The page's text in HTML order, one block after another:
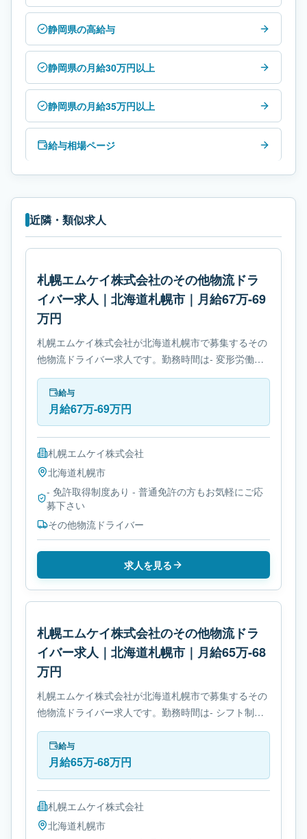
静岡県の高給与
静岡県の月給30万円以上
静岡県の月給35万円以上
給与相場ページ
近隣・類似求人
札幌エムケイ株式会社のその他物流ドラ
イバー求人｜北海道札幌市｜月給67万-69
万円
札幌エムケイ株式会社が北海道札幌市で募集するその
他物流ドライバー求人です。勤務時間は- 変形労働時
間制です。必要免許は- 免許取得制度ありです。
給与
月給67万-69万円
札幌エムケイ株式会社
北海道札幌市
- 免許取得制度あり - 普通免許の方もお気軽にご応
募下さい
その他物流ドライバー
求人を見る
札幌エムケイ株式会社のその他物流ドラ
イバー求人｜北海道札幌市｜月給65万-68
万円
札幌エムケイ株式会社が北海道札幌市で募集するその
他物流ドライバー求人です。勤務時間は- シフト制で
す。必要免許は- 免許取得制度ありです。
給与
月給65万-68万円
札幌エムケイ株式会社
北海道札幌市